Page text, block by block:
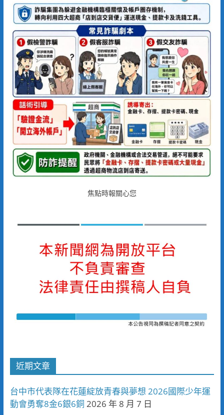
焦點時報關心您
近期文章
台中市代表隊在花蓮綻放青春與夢想 2026國際少年運
動會勇奪8金6銀6銅 2026 年 8 月 7 日